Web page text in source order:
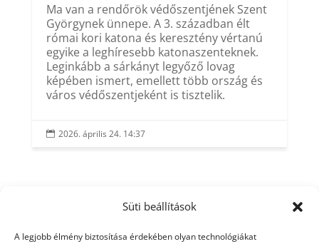
Süti beállítások
A legjobb élmény biztosítása érdekében olyan technológiákat
Ma van a rendőrök védőszentjének Szent
Györgynek ünnepe. A 3. században élt
római kori katona és keresztény vértanú
egyike a leghíresebb katonaszenteknek.
Leginkább a sárkányt legyőző lovag
képében ismert, emellett több ország és
város védőszentjeként is tisztelik.
 2026. április 24. 14:37